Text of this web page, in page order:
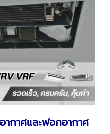
ากาศและฟอกอากาศ